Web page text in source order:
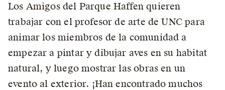
Los Amigos del Parque Haffen quieren
trabajar con el profesor de arte de UNC para
animar los miembros de la comunidad a
empezar a pintar y dibujar aves en su habitat
natural, y luego mostrar las obras en un
evento al exterior. ¡Han encontrado muchos